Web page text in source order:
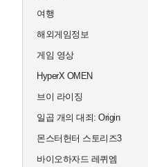
여행
해외게임정보
게임 영상
HyperX OMEN
브이 라이징
일곱 개의 대죄: Origin
몬스터헌터 스토리즈3
바이오하자드 레퀴엠